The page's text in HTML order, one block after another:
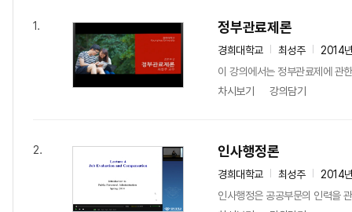
1. 정부관료제론
경희대학교 최성주
2014
이 강의에서는 정부관료제에 관
차시보기
강의담기
2. 인사행정론
경희대학교 최성주
2014
인사행정은 공공부문의 인력을